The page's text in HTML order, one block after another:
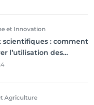
et Innovation
scientifiques : comment
l’utilisation des
coince
Agriculture